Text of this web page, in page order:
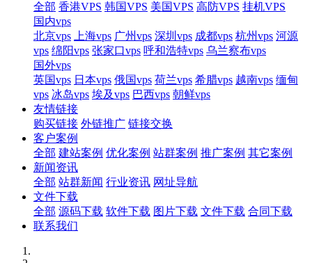
全部 香港VPS 韩国VPS 美国VPS 高防VPS 挂机VPS
国内vps
北京vps
上海vps 广州vps 深圳vps 成都vps 杭州vps 河源
vps 绵阳vps 张家口vps 呼和浩特vps 乌兰察布vps
国外vps
英国vps 日本vps 俄国vps 荷兰vps 希腊vps 越南vps 缅甸
vps 冰岛vps 埃及vps 巴西vps 朝鲜vps
友情链接
购买链接 外链推广 链接交换
客户案例
全部 建站案例 优化案例 站群案例 推广案例 其它案例
新闻资讯
全部 站群新闻 行业资讯 网址导航
文件下载
全部 源码下载 软件下载 图片下载 文件下载 合同下载
联系我们